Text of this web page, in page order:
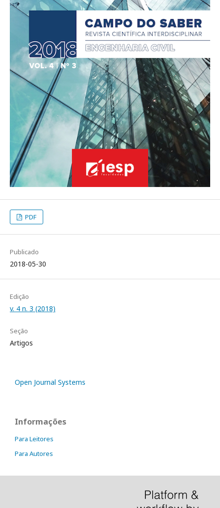
PDF
Publicado
2018-05-30
Edição
v. 4 n. 3 (2018)
Seção
Artigos
Open Journal Systems
Informações
Para Leitores
Para Autores